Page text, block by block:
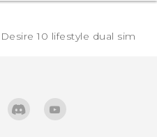
Desire 10 lifestyle dual sim‎